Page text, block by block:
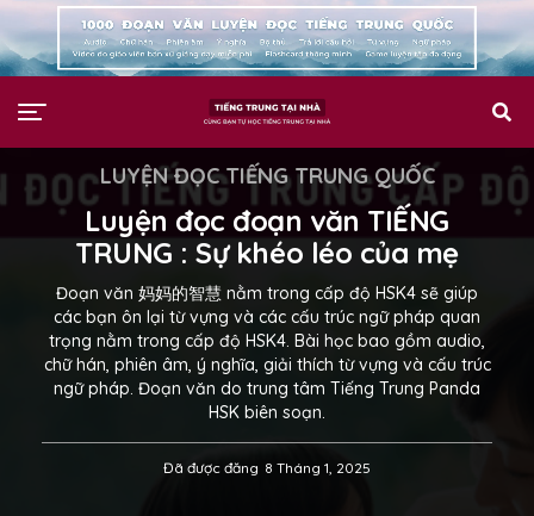
LUYỆN ĐỌC TIẾNG TRUNG QUỐC
Luyện đọc đoạn văn TIẾNG
TRUNG : Sự khéo léo của mẹ
Đoạn văn 妈妈的智慧 nằm trong cấp độ HSK4 sẽ giúp
các bạn ôn lại từ vựng và các cấu trúc ngữ pháp quan
trọng nằm trong cấp độ HSK4. Bài học bao gồm audio,
chữ hán, phiên âm, ý nghĩa, giải thích từ vựng và cấu trúc
ngữ pháp. Đoạn văn do trung tâm Tiếng Trung Panda
HSK biên soạn.
Đã được đăng 8 Tháng 1, 2025